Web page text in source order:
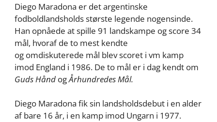
Diego Maradona er det argentinske
fodboldlandsholds største legende nogensinde.
Han opnåede at spille 91 landskampe og score 34
mål, hvoraf de to mest kendte
og omdiskuterede mål blev scoret i vm kamp
imod England i 1986. De to mål er i dag kendt om
Guds Hånd ogÅrhundredes Mål.
Diego Maradona fik sin landsholdsdebut i en alder
af bare 16 år, i en kamp imod Ungarn i 1977.